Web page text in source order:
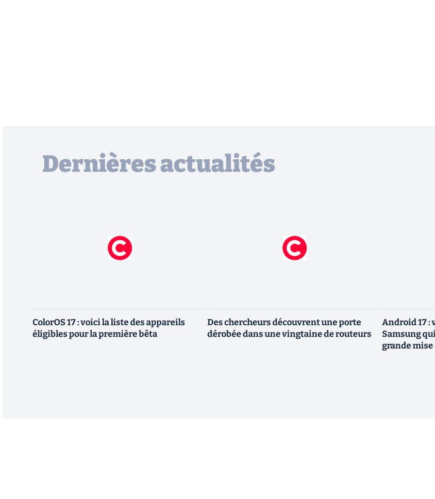
Dernières actualités
ColorOS 17 : voici la liste des appareils
éligibles pour la première bêta
Des chercheurs découvrent une porte
dérobée dans une vingtaine de routeurs
Android 17 :
Samsung
grande mise